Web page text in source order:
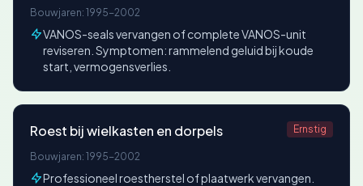
Bouwjaren: 1995-2002
VANOS-seals vervangen of complete VANOS-unit
reviseren. Symptomen: rammelend geluid bij koude
start, vermogensverlies.
Roest bij wielkasten en dorpels Ernstig
Bouwjaren: 1995-2002
Professioneel roestherstel of plaatwerk vervangen.